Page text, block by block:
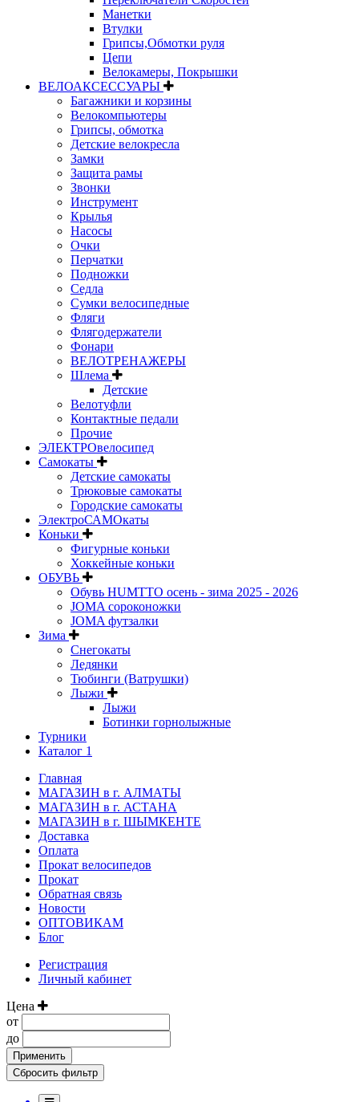
Манетки
Втулки
Грипсы,Обмотки руля
Цепи
Велокамеры, Покрышки
ВЕЛОАКСЕССУАРЫ
Багажники и корзины
Велокомпьютеры
Грипсы, обмотка
Детские велокресла
Замки
Защита рамы
Звонки
Инструмент
Крылья
Насосы
Очки
Перчатки
Подножки
Седла
Сумки велосипедные
Фляги
Флягодержатели
Фонари
ВЕЛОТРЕНАЖЕРЫ
Шлема
Детские
Велотуфли
Контактные педали
Прочие
ЭЛЕКТРОвелосипед
Самокаты
Детские самокаты
Трюковые самокаты
Городские самокаты
ЭлектроСАМОкаты
Коньки
Фигурные коньки
Хоккейные коньки
ОБУВЬ
Обувь HUMTTO осень - зима 2025 - 2026
JOMA сороконожки
JOMA футзалки
Зима
Снегокаты
Ледянки
Тюбинги (Ватрушки)
Лыжи
Лыжи
Ботинки горнолыжные
Турники
Каталог 1
Главная
МАГАЗИН в г. АЛМАТЫ
МАГАЗИН в г. АСТАНА
МАГАЗИН в г. ШЫМКЕНТЕ
Доставка
Оплата
Прокат велосипедов
Прокат
Обратная связь
Новости
ОПТОВИКАМ
Блог
Регистрация
Личный кабинет
Цена
от
до
Применить